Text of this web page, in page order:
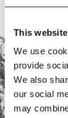
This
We use
provide
We also
our social
may
Läs mer...